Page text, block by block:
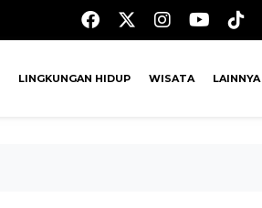
LINGKUNGAN HIDUP WISATA LAINNYA